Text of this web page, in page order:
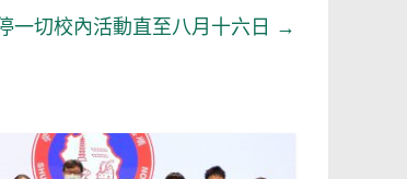
一切校內活動直至八月十六日 →